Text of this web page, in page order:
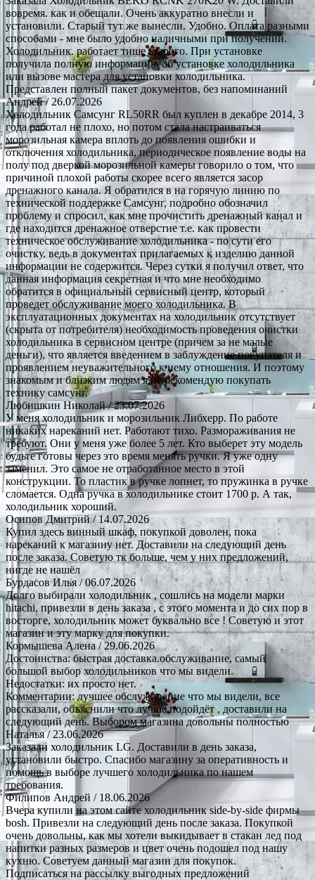
вовремя. как и обещали. Очень аккуратно внесли и
установили. Старый тут же вынесли. Удобно. Оплата разными
способами - мне было удобно наличными при получении.
Холодильник. работает тише старого. При установке
получила полную информацию об установке холодильника
или вызове мастера для установки холодильника.
Представлен полный пакет документов, без напоминаний
Андрей/ 26.07.2026
Холодильник Самсунг RL50RR был куплен в декабре 2014, 3
года работал не плохо, но потом стала настраиваться
морозильная камера вплоть до появления ошибки и
отключения холодильника, периодическое появление воды на
полу под дверкой морозильной камеры говорило о том, что
причиной плохой работы скорее всего является засор
дренажного канала. Я обратился в на горячую линию по
технической поддержке Самсунг, подробно обозначил
проблему и спросил, как мне прочистить дренажный канал и
где находится дренажное отверстие т.е. как провести
техническое обслуживание холодильника - по сути его
очистку, ведь в документах прилагаемых к изделию данной
информации не содержится. Через сутки я получил ответ, что
данная информация секретная и что мне необходимо
обратится в официальный сервисный центр, который
проведет обслуживание моего холодильника. В
эксплуатационных документах на холодильник отсутствует
(скрыта от потребителя) необходимость проведения очистки
холодильника в сервисном центре (причем за не малые
деньги), что является введением в заблуждение покупателя и
проявлением неуважительного к нему отношения. И поэтому
знакомым и близким людям я не рекомендую покупать
технику самсунг.
Любишкин Николай/ 23.07.2026
У меня холодильник и морозильник Либхерр. По работе
никаких нареканий нет. Работают тихо. Размораживания не
требуют. Они у меня уже более 5 лет. Кто выберет эту модель
будьте готовы через это время менять ручки. Я уже одну
заменил. Это самое не отработанное место в этой
конструкции. То пластик в ручке лопнет, то пружинка в ручке
сломается. Одна ручка в холодильнике стоит 1700 р. А так,
холодильник хороший.
Осипов Дмитрий/ 14.07.2026
Купил здесь винный шкаф, покупкой доволен, пока
нареканий к магазину нет. Доставили на следующий день
после заказа. Советую тк больше, чем у них предложений,
нигде не нашёл
Бурдасов Илья/ 06.07.2026
Долго выбирали холодильник , сошлись на модели марки
hitachi, привезли в день заказа , с этого момента и до сих пор в
восторге, холодильник может буквально все ! Советую и этот
магазин и эту марку для покупки.
Кормышева Алена/ 29.06.2026
Достоинства: быстрая доставка.обслуживание, самый
большой выбор холодильников что мы видели.
Недостатки: их просто нет.
Комментарии: лучшее обслуживание что мы видели, все
рассказали, объяснили что лучше подойдёт , доставили на
следующий день. Выбором магазина довольны полностью
Наталья/ 23.06.2026
Заказали холодильник LG. Доставили в день заказа,
установили быстро. Спасибо магазину за оперативность и
помощь в выборе лучшего холодильника по нашем
требования.
Филипов Андрей / 18.06.2026
Вчера купили на этом сайте холодильник side-by-side фирмы
bosh. Привезли на следующий день после заказа. Покупкой
очень довольны, как мы хотели выкидывает в стакан лед под
напитки разных размеров и цвет очень подошел под нашу
кухню. Советуем данный магазин для покупок.
Подписаться на рассылку выгодных предложений